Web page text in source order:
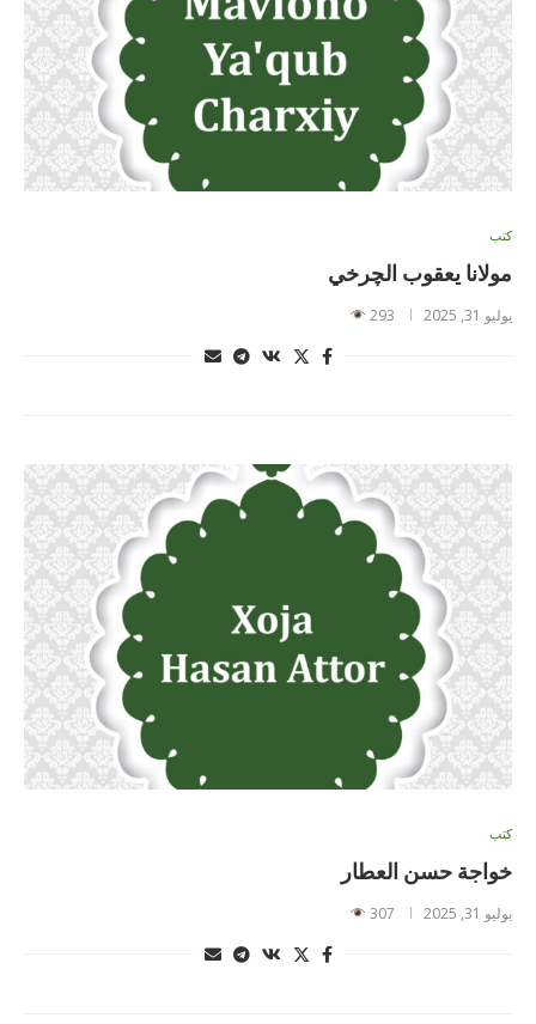
كتب
مولانا يعقوب الچرخي
يوليو 31, 2025 293
كتب
خواجة حسن العطار
يوليو 31, 2025 307